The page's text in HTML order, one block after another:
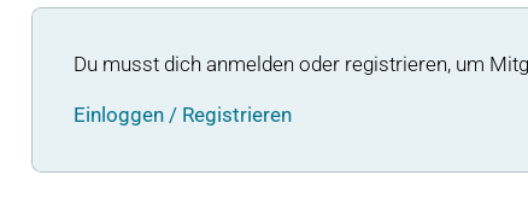
Du musst dich anmelden oder registrieren, um
Einloggen / Registrieren